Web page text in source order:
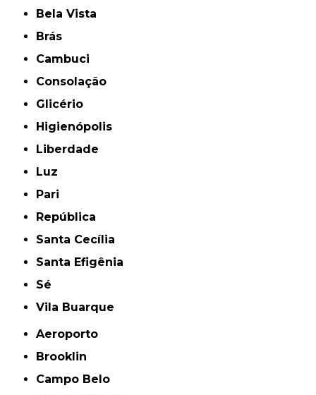
Bela Vista
Brás
Cambuci
Consolação
Glicério
Higienópolis
Liberdade
Luz
Pari
República
Santa Cecília
Santa Efigênia
Sé
Vila Buarque
Aeroporto
Brooklin
Campo Belo